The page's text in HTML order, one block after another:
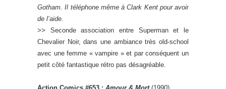
Gotham. Il téléphone même à Clark Kent pour avoir
de l’aide.
>> Seconde association entre Superman et le
Chevalier Noir, dans une ambiance très old-school
avec une femme « vampire » et par conséquent un
petit côté fantastique rétro pas désagréable.